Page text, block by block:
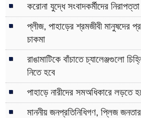
করোনা যুদ্ধে সংবাদকর্মীদের
প্লীজ, পাহাড়ের শ্রমজীবী মানুষদের
চাকমা
রাঙামাটিকে বাঁচাতে চ্যালেঞ্জগুলো
নিতে হবে
পাহাড়ে নারীদের সমঅধিকারে লড়তে
মাননীয় জনপ্রতিনিধিগণ, প্লিজ